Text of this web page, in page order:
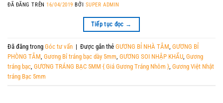
ĐÃ ĐĂNG TRÊN16/04/2019 BỞI SUPER ADMIN
Tiếp tục đọc →
Đã đăng trong Góc tư vấn | Được gắn thẻ GƯƠNG BỈ NHÀ TẮM GƯƠNG BỈ
PHÒNG TẮM Gương Bỉ tráng bạc dày 5mm GƯƠNG SOI NHẬP KHẨU Gương
tráng bạc GƯƠNG TRÁNG BẠC 5MM { Giá Gương Tráng Nhôm } Gương Việt Nhật
tráng Bạc 5mm